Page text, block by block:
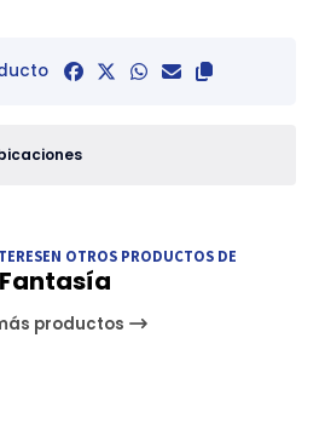
OTROS PRODUCTOS DE
Fantasía
productos